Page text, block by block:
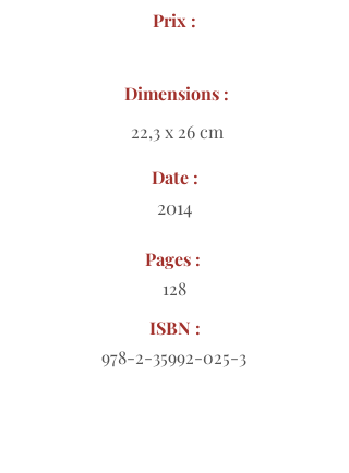
Prix :
Dimensions :
22,3 x 26 cm
Date :
2014
Pages :
128
ISBN :
978-2-35992-025-3